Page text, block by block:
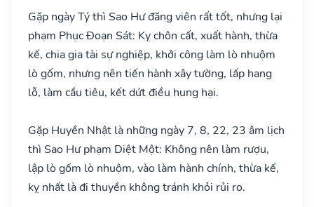
Gặp ngày Tý thì Sao Hư đăng viên rất tốt, nhưng lại
phạm Phục Đoạn Sát: Kỵ chôn cất, xuất hành, thừa
kế, chia gia tài sự nghiệp, khởi công làm lò nhuộm
lò gốm, nhưng nên tiến hành xây tường, lấp hang
lỗ, làm cầu tiêu, kết dứt điều hung hại.
Gặp Huyền Nhật là những ngày 7, 8, 22, 23 âm lịch
thì Sao Hư phạm Diệt Một: Không nên làm rượu,
lập lò gốm lò nhuộm, vào làm hành chính, thừa kế,
kỵ nhất là đi thuyền không tránh khỏi rủi ro.